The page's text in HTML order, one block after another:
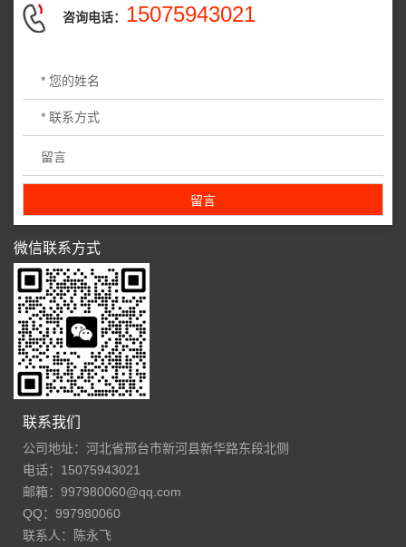
咨询电话： 15075943021
微信联系方式
联系我们
公司地址：河北省邢台市新河县新华路东段北侧
电话：15075943021
邮箱：997980060@qq.com
QQ：997980060
联系人：陈永飞